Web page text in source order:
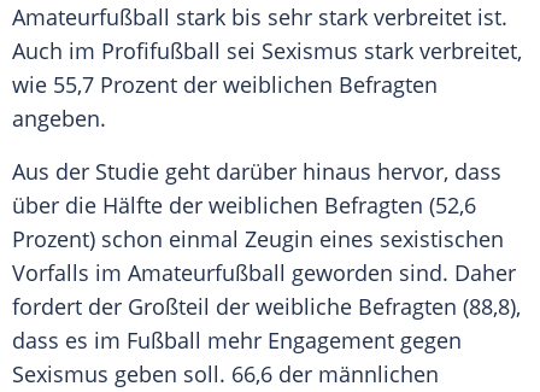
Amateurfußball stark bis sehr stark verbreitet ist.
Auch im Profifußball sei Sexismus stark verbreitet,
wie 55,7 Prozent der weiblichen Befragten
angeben.
Aus der Studie geht darüber hinaus hervor, dass
über die Hälfte der weiblichen Befragten (52,6
Prozent) schon einmal Zeugin eines sexistischen
Vorfalls im Amateurfußball geworden sind. Daher
fordert der Großteil der weibliche Befragten (88,8),
dass es im Fußball mehr Engagement gegen
Sexismus geben soll. 66,6 der männlichen